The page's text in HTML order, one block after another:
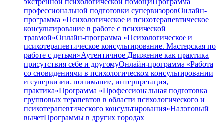
экстренной психологической помощиПрограмма
профессиональной подготовки супервизоровОнлайн-
программа «Психологическое и психотерапевтическое
консультирование в работе с психической
травмой»Онлайн-программа «Психологическое и
психотерапевтическое консультирование. Мастерская по
работе с детьми»Аутентичное Движение как практика
присутствия себе и другомуОнлайн-программа «Работа
со сновидениями в психологическом консультировании
и супервизии: понимание, интерпретация,
практика»Программа «Профессиональная подготовка
групповых терапевтов в области психологического и
психотерапевтического консультирования»Налоговый
вычетПрограммы в других городах